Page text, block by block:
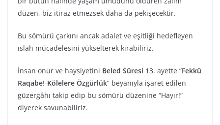
düzen, biz itiraz etmezsek daha da pekişecektir.
Bu sömürü çarkını ancak adalet ve eşitliği hedefleyen
ıslah mücadelesini yükselterek kırabiliriz.
İnsan onur ve haysiyetini Beled Sûresi 13. ayette “Fekkü
Raqabe!-Kölelere Özgürlük” beyanıyla işaret edilen
güzergâhı takip edip bu sömürü düzenine “Hayır!”
diyerek savunabiliriz.